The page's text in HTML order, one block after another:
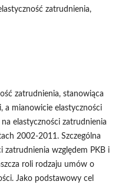
zatrudnienia,
zatrudnienia, stanowiąca
a mianowicie elastyczności
elastyczności zatrudnienia
2002-2011. Szczególna
zatrudnienia względem PKB i
roli rodzaju umów o
Jako podstawowy cel